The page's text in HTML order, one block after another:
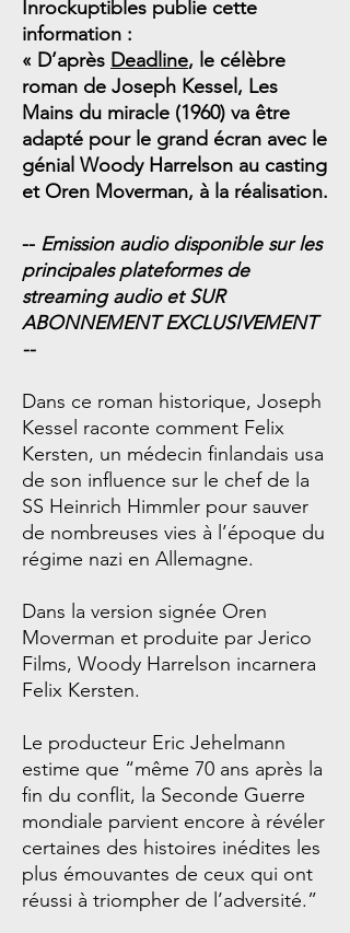
Inrockuptibles publie cette
information :
« D’après Deadline, le célèbre
roman de Joseph Kessel, Les
Mains du miracle (1960) va être
adapté pour le grand écran avec le
génial Woody Harrelson au casting
et Oren Moverman, à la réalisation.
-- Emission audio disponible sur les
principales plateformes de
streaming audio et SUR
ABONNEMENT EXCLUSIVEMENT
--
Dans ce roman historique, Joseph
Kessel raconte comment Felix
Kersten, un médecin finlandais usa
de son influence sur le chef de la
SS Heinrich Himmler pour sauver
de nombreuses vies à l’époque du
régime nazi en Allemagne.
Dans la version signée Oren
Moverman et produite par Jerico
Films, Woody Harrelson incarnera
Felix Kersten.
Le producteur Eric Jehelmann
estime que “même 70 ans après la
fin du conflit, la Seconde Guerre
mondiale parvient encore à révéler
certaines des histoires inédites les
plus émouvantes de ceux qui ont
réussi à triompher de l’adversité.”